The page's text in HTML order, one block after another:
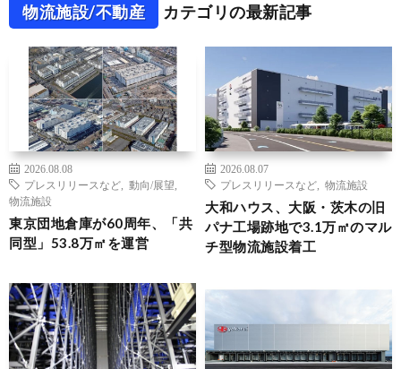
物流施設/不動産 カテゴリの最新記事
2026.08.08
プレスリリースなど
動向/展望
物流施設
東京団地倉庫が60周年、「共
同型」53.8万㎡を運営
2026.08.07
プレスリリースなど
物流施設
大和ハウス、大阪・茨木の旧
パナ工場跡地で3.1万㎡のマル
チ型物流施設着工